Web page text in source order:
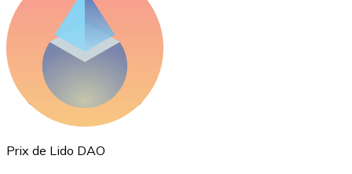
Ethereum
ETH
Prix de Lido DAO